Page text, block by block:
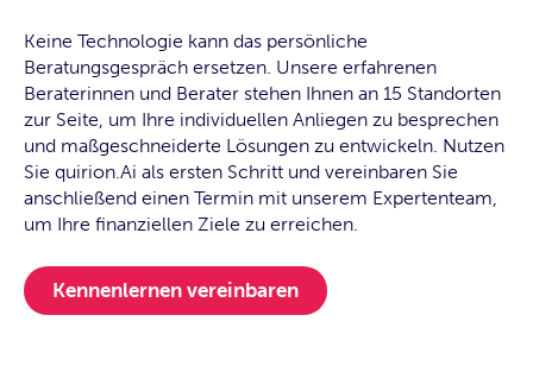
Keine Technologie kann das persönliche
Beratungsgespräch ersetzen. Unsere erfahrenen
Beraterinnen und Berater stehen Ihnen an 15 Standorten
zur Seite, um Ihre individuellen Anliegen zu besprechen
und maßgeschneiderte Lösungen zu entwickeln. Nutzen
Sie quirion.Ai als ersten Schritt und vereinbaren Sie
anschließend einen Termin mit unserem Expertenteam,
um Ihre finanziellen Ziele zu erreichen.
Kennenlernen vereinbaren